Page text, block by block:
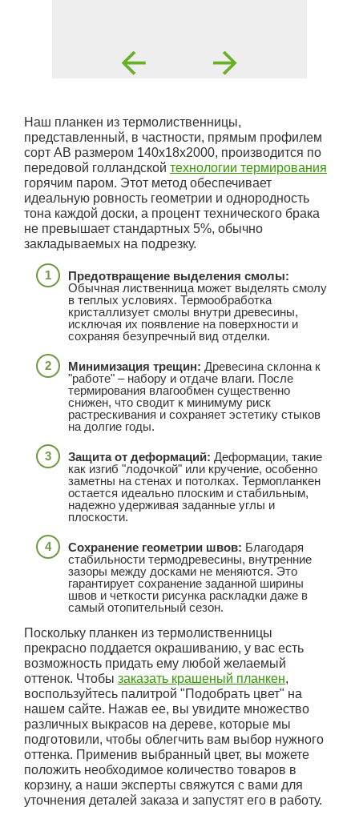
Наш планкен из термолиственницы,
представленный, в частности, прямым профилем
сорт АВ размером 140х18х2000, производится по
передовой голландской технологии термирования
горячим паром. Этот метод обеспечивает
идеальную ровность геометрии и однородность
тона каждой доски, а процент технического брака
не превышает стандартных 5%, обычно
закладываемых на подрезку.
Предотвращение выделения смолы:
Обычная лиственница может выделять смолу
в теплых условиях. Термообработка
кристаллизует смолы внутри древесины,
исключая их появление на поверхности и
сохраняя безупречный вид отделки.
Минимизация трещин: Древесина склонна к
"работе" – набору и отдаче влаги. После
термирования влагообмен существенно
снижен, что сводит к минимуму риск
растрескивания и сохраняет эстетику стыков
на долгие годы.
Защита от деформаций: Деформации, такие
как изгиб "лодочкой" или кручение, особенно
заметны на стенах и потолках. Термопланкен
остается идеально плоским и стабильным,
надежно удерживая заданные углы и
плоскости.
Сохранение геометрии швов: Благодаря
стабильности термодревесины, внутренние
зазоры между досками не меняются. Это
гарантирует сохранение заданной ширины
швов и четкости рисунка раскладки даже в
самый отопительный сезон.
Поскольку планкен из термолиственницы
прекрасно поддается окрашиванию, у вас есть
возможность придать ему любой желаемый
оттенок. Чтобы заказать крашеный планкен,
воспользуйтесь палитрой "Подобрать цвет" на
нашем сайте. Нажав ее, вы увидите множество
различных выкрасов на дереве, которые мы
подготовили, чтобы облегчить вам выбор нужного
оттенка. Применив выбранный цвет, вы можете
положить необходимое количество товаров в
корзину, а наши эксперты свяжутся с вами для
уточнения деталей заказа и запустят его в работу.